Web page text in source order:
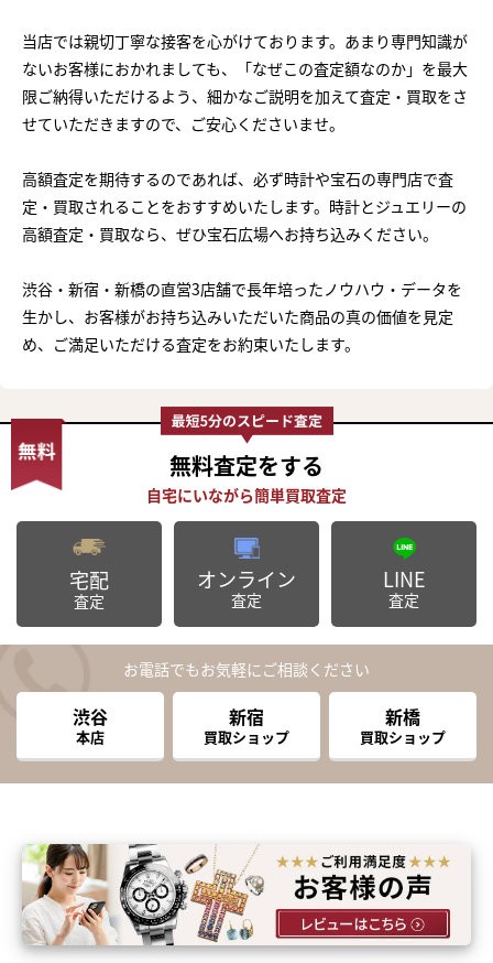
当店では親切丁寧な接客を心がけております。あまり専門知識が
ないお客様におかれましても、「なぜこの査定額なのか」を最大
限ご納得いただけるよう、細かなご説明を加えて査定・買取をさ
せていただきますので、ご安心くださいませ。
高額査定を期待するのであれば、必ず時計や宝石の専門店で査
定・買取されることをおすすめいたします。時計とジュエリーの
高額査定・買取なら、ぜひ宝石広場へお持ち込みください。
渋谷・新宿・新橋の直営3店舗で長年培ったノウハウ・データを
生かし、お客様がお持ち込みいただいた商品の真の価値を見定
め、ご満足いただける査定をお約束いたします。
無料査定をする
宅配
査定
オンライン
査定
LINE
査定
お電話でもお気軽にご相談ください
渋谷
本店
新宿
買取ショップ
新橋
買取ショップ